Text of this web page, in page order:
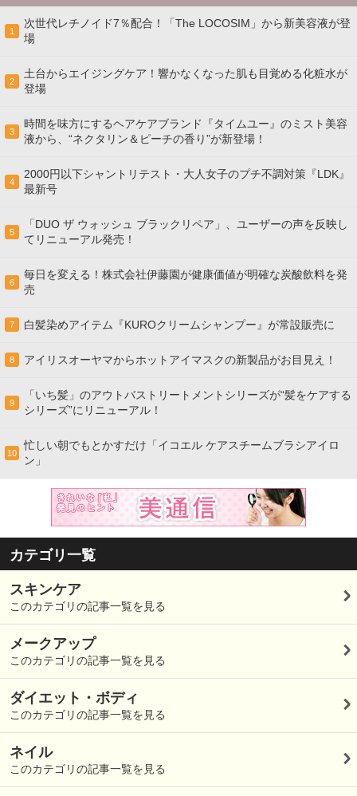
1
次世代レチノイド7％配合！「The LOCOSIM」から新美容液が登
場
2
土台からエイジングケア！響かなくなった肌も目覚める化粧水が
登場
3
時間を味方にするヘアケアブランド『タイムユー』のミスト美容
液から、“ネクタリン＆ピーチの香り”が新登場！
4
2000円以下シャントリテスト・大人女子のプチ不調対策『LDK』
最新号
5
「DUO ザ ウォッシュ ブラックリペア」、ユーザーの声を反映し
てリニューアル発売！
6
毎日を変える！株式会社伊藤園が健康価値が明確な炭酸飲料を発
売
7 白髪染めアイテム『KUROクリームシャンプー』が常設販売に
8 アイリスオーヤマからホットアイマスクの新製品がお目見え！
9
「いち髪」のアウトバストリートメントシリーズが“髪をケアする
シリーズ”にリニューアル！
10
忙しい朝でもとかすだけ「イコエル ケアスチームブラシアイロ
ン」
カテゴリ一覧
スキンケア
このカテゴリの記事一覧を見る
メークアップ
このカテゴリの記事一覧を見る
ダイエット・ボディ
このカテゴリの記事一覧を見る
ネイル
このカテゴリの記事一覧を見る